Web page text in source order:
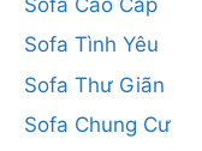
Sofa Tình Yêu
Sofa Thư Giãn
Sofa Chung Cư